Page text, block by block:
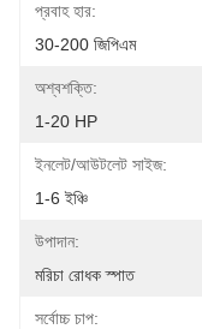
প্রবাহ হার:
30-200 জিপিএম
অশ্বশক্তি:
1-20 HP
ইনলেট/আউটলেট সাইজ:
1-6 ইঞ্চি
উপাদান:
মরিচা রোধক স্পাত
সর্বোচ্চ চাপ: